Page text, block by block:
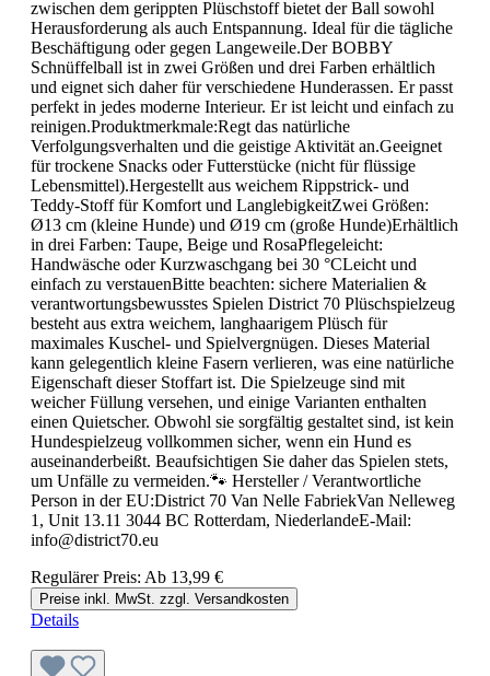
zwischen dem gerippten Plüschstoff bietet der Ball sowohl
Herausforderung als auch Entspannung. Ideal für die tägliche
Beschäftigung oder gegen Langeweile.Der BOBBY
Schnüffelball ist in zwei Größen und drei Farben erhältlich
und eignet sich daher für verschiedene Hunderassen. Er passt
perfekt in jedes moderne Interieur. Er ist leicht und einfach zu
reinigen.Produktmerkmale:Regt das natürliche
Verfolgungsverhalten und die geistige Aktivität an.Geeignet
für trockene Snacks oder Futterstücke (nicht für flüssige
Lebensmittel).Hergestellt aus weichem Rippstrick- und
Teddy-Stoff für Komfort und LanglebigkeitZwei Größen:
Ø13 cm (kleine Hunde) und Ø19 cm (große Hunde)Erhältlich
in drei Farben: Taupe, Beige und RosaPflegeleicht:
Handwäsche oder Kurzwaschgang bei 30 °CLeicht und
einfach zu verstauenBitte beachten: sichere Materialien &
verantwortungsbewusstes Spielen District 70 Plüschspielzeug
besteht aus extra weichem, langhaarigem Plüsch für
maximales Kuschel- und Spielvergnügen. Dieses Material
kann gelegentlich kleine Fasern verlieren, was eine natürliche
Eigenschaft dieser Stoffart ist. Die Spielzeuge sind mit
weicher Füllung versehen, und einige Varianten enthalten
einen Quietscher. Obwohl sie sorgfältig gestaltet sind, ist kein
Hundespielzeug vollkommen sicher, wenn ein Hund es
auseinanderbeißt. Beaufsichtigen Sie daher das Spielen stets,
um Unfälle zu vermeiden.🐾 Hersteller / Verantwortliche
Person in der EU:District 70 Van Nelle FabriekVan Nelleweg
1, Unit 13.11 3044 BC Rotterdam, NiederlandeE-Mail:
info@district70.eu
Regulärer Preis: Ab 13,99 €
Preise inkl. MwSt. zzgl. Versandkosten
Details